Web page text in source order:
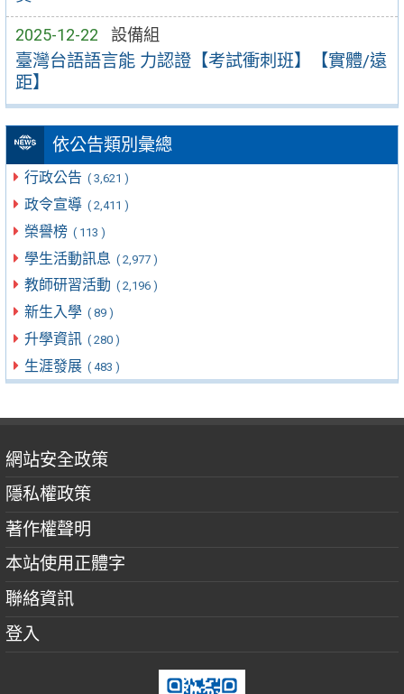
2025-12-22 設備組
臺灣台語語言能 力認證【考試衝刺班】【實體/遠
距】
依公告類別彙總
行政公告 ( 3,621 )
政令宣導 ( 2,411 )
榮譽榜 ( 113 )
學生活動訊息 ( 2,977 )
教師研習活動 ( 2,196 )
新生入學 ( 89 )
升學資訊 ( 280 )
生涯發展 ( 483 )
網站安全政策
隱私權政策
著作權聲明
本站使用正體字
聯絡資訊
登入